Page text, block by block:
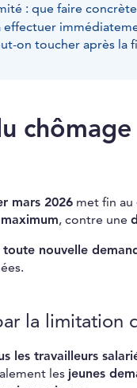
: que faire
effectuer
on toucher après la
mars 2026 met fin au
, contre une
toute nouvelle
la limitation
les travailleurs
les jeunes